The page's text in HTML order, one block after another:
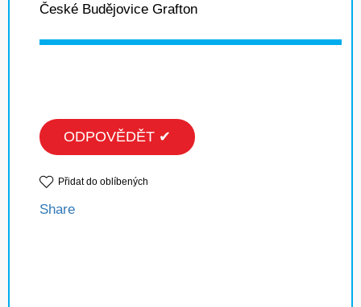
České Budějovice Grafton
ODPOVĚDĚT ✔
Přidat do oblíbených
Share